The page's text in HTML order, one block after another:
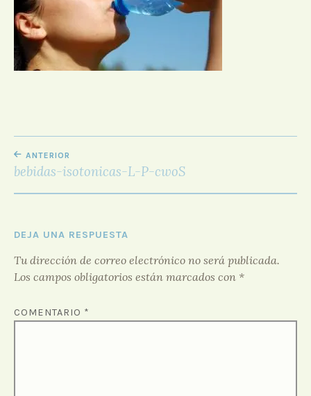
D
R
F
O
NAVEGACIÓN
DE
ENTRADAS
ANTERIOR
bebidas-isotonicas-L-P-cwoS
DEJA UNA RESPUESTA
Tu dirección de correo electrónico no será publicada.
Los campos obligatorios están marcados con *
COMENTARIO *